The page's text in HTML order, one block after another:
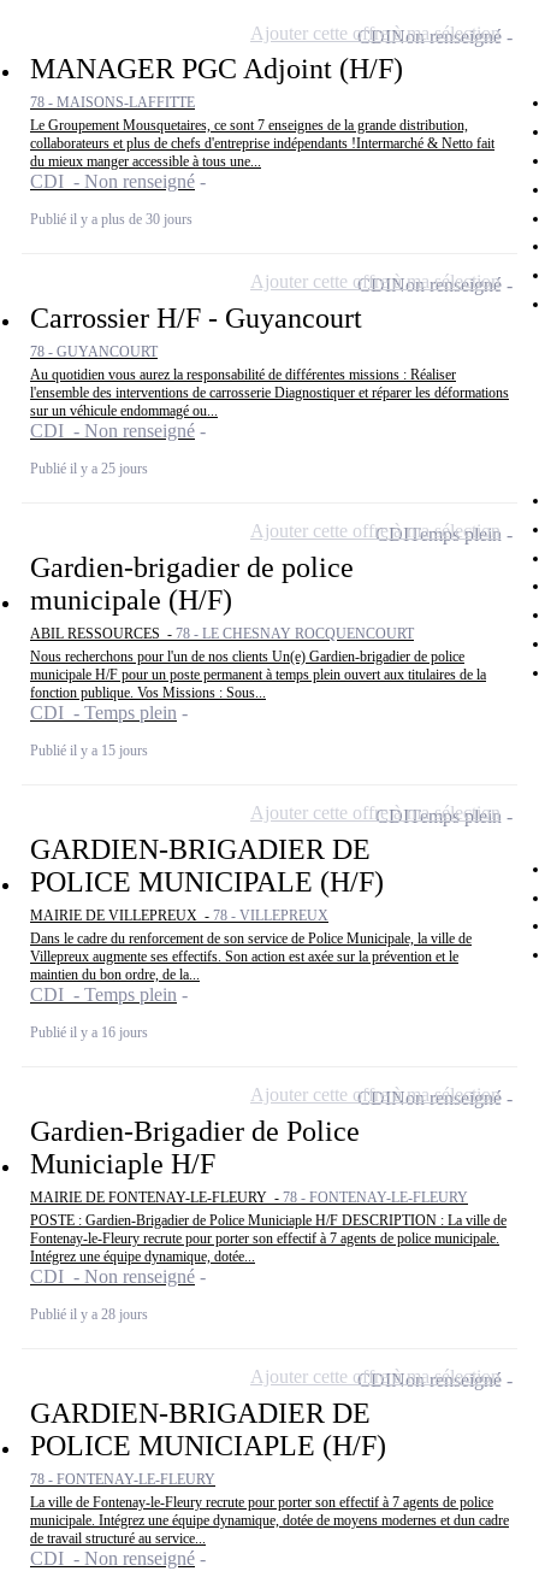
MANAGER PGC Adjoint (H/F)
78 - MAISONS-LAFFITTE
Le Groupement Mousquetaires, ce sont 7 enseignes de la grande distribution,
collaborateurs et plus de chefs d'entreprise indépendants !Intermarché & Netto fait
du mieux manger accessible à tous une...
CDI - Non renseigné
Publié il y a plus de 30 jours
CDINon renseigné
Ajouter cette offre à ma sélection
Carrossier H/F - Guyancourt
78 - GUYANCOURT
Au quotidien vous aurez la responsabilité de différentes missions : Réaliser
l'ensemble des interventions de carrosserie Diagnostiquer et réparer les déformations
sur un véhicule endommagé ou...
CDI - Non renseigné
Publié il y a 25 jours
CDINon renseigné
Ajouter cette offre à ma sélection
Gardien-brigadier de police
municipale (H/F)
ABIL RESSOURCES - 78 - LE CHESNAY ROCQUENCOURT
Nous recherchons pour l'un de nos clients Un(e) Gardien-brigadier de police
municipale H/F pour un poste permanent à temps plein ouvert aux titulaires de la
fonction publique. Vos Missions : Sous...
CDI - Temps plein
Publié il y a 15 jours
CDITemps plein
Ajouter cette offre à ma sélection
GARDIEN-BRIGADIER DE
POLICE MUNICIPALE (H/F)
MAIRIE DE VILLEPREUX - 78 - VILLEPREUX
Dans le cadre du renforcement de son service de Police Municipale, la ville de
Villepreux augmente ses effectifs. Son action est axée sur la prévention et le
maintien du bon ordre, de la...
CDI - Temps plein
Publié il y a 16 jours
CDITemps plein
Ajouter cette offre à ma sélection
Gardien-Brigadier de Police
Municiaple H/F
MAIRIE DE FONTENAY-LE-FLEURY - 78 - FONTENAY-LE-FLEURY
POSTE : Gardien-Brigadier de Police Municiaple H/F DESCRIPTION : La ville de
Fontenay-le-Fleury recrute pour porter son effectif à 7 agents de police municipale.
Intégrez une équipe dynamique, dotée...
CDI - Non renseigné
Publié il y a 28 jours
CDINon renseigné
Ajouter cette offre à ma sélection
GARDIEN-BRIGADIER DE
POLICE MUNICIAPLE (H/F)
78 - FONTENAY-LE-FLEURY
La ville de Fontenay-le-Fleury recrute pour porter son effectif à 7 agents de police
municipale. Intégrez une équipe dynamique, dotée de moyens modernes et dun cadre
de travail structuré au service...
CDI - Non renseigné
CDINon renseigné
Ajouter cette offre à ma sélection